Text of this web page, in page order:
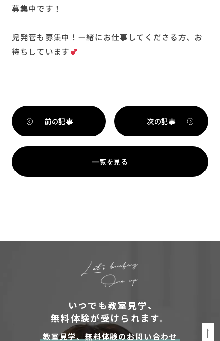
募集中です！
児発管も募集中！一緒にお仕事してくださる方、お
待ちしています
前の記事
一覧を見る
次の記事
いつでも教室見学、
無料体験が受けられます。
教室見学、無料体験のお問い合わせ